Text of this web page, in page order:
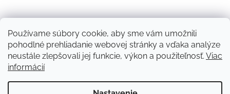
Používame súbory cookie, aby sme vám umožnili
pohodlné prehliadanie webovej stránky a vďaka analýze
neustále zlepšovali jej funkcie, výkon a použiteľnosť. Viac
informácií